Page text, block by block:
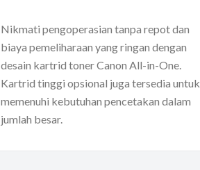
Nikmati pengoperasian tanpa repot dan
biaya pemeliharaan yang ringan dengan
desain kartrid toner Canon All-in-One.
Kartrid tinggi opsional juga tersedia untuk
memenuhi kebutuhan pencetakan dalam
jumlah besar.